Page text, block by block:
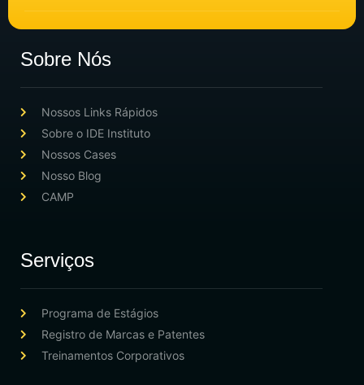
Sobre Nós
Nossos Links Rápidos
Sobre o IDE Instituto
Nossos Cases
Nosso Blog
CAMP
Serviços
Programa de Estágios
Registro de Marcas e Patentes
Treinamentos Corporativos